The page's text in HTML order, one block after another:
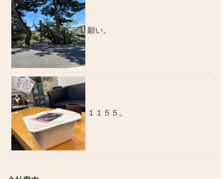
願い。
１１５５。